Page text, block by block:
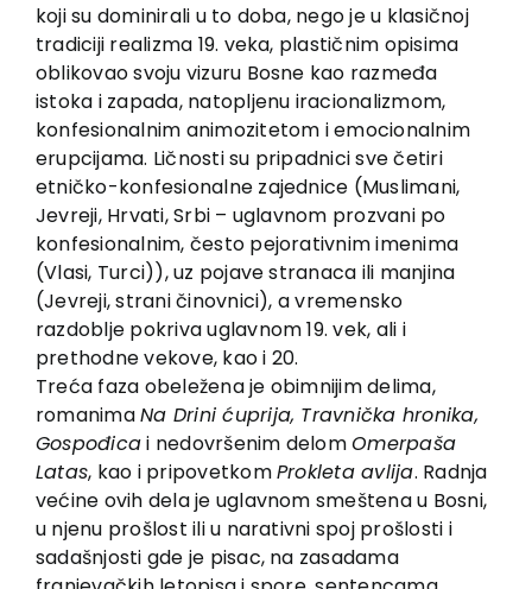
koji su dominirali u to doba, nego je u klasičnoj
tradiciji realizma 19. veka, plastičnim opisima
oblikovao svoju vizuru Bosne kao razmeđa
istoka i zapada, natopljenu iracionalizmom,
konfesionalnim animozitetom i emocionalnim
erupcijama. Ličnosti su pripadnici sve četiri
etničko-konfesionalne zajednice (Muslimani,
Jevreji, Hrvati, Srbi – uglavnom prozvani po
konfesionalnim, često pejorativnim imenima
(Vlasi, Turci)), uz pojave stranaca ili manjina
(Jevreji, strani činovnici), a vremensko
razdoblje pokriva uglavnom 19. vek, ali i
prethodne vekove, kao i 20.
Treća faza obeležena je obimnijim delima,
romanimaNa Drini ćuprija, Travnička hronika,
Gospođicai nedovršenim delomOmerpaša
Latas, kao i pripovetkomProkleta avlija. Radnja
većine ovih dela je uglavnom smeštena u Bosni,
u njenu prošlost ili u narativni spoj prošlosti i
sadašnjosti gde je pisac, na zasadama